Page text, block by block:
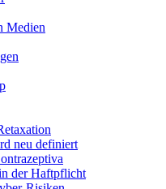
Medien
neu definiert
der Haftpflicht